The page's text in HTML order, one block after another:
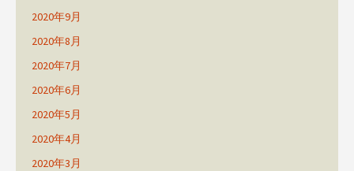
2020年9月
2020年8月
2020年7月
2020年6月
2020年5月
2020年4月
2020年3月